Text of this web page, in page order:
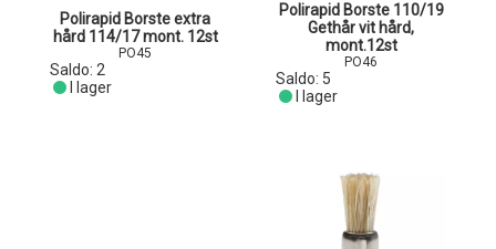
Polirapid Borste extra
hård 114/17 mont. 12st
PO45
Saldo: 2
I lager
Polirapid Borste 110/19
Gethår vit hård,
mont.12st
PO46
Saldo: 5
I lager